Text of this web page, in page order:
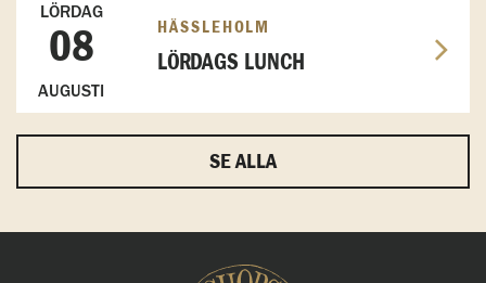
LÖRDAG
08
AUGUSTI
HÄSSLEHOLM
LÖRDAGS LUNCH
SE ALLA